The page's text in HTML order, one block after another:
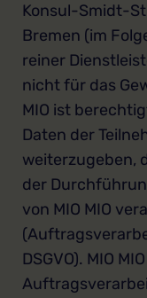
Konsul-Smidt-
Bremen (im
reiner
nicht für das
MIO ist
Daten der
weiterzugeben,
der
von MIO MIO
DSGVO). MIO